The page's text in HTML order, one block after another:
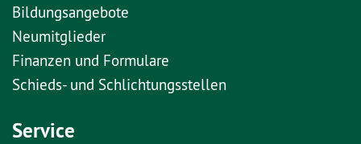
Bildungsangebote
Neumitglieder
Finanzen und Formulare
Schieds- und Schlichtungsstellen
Service